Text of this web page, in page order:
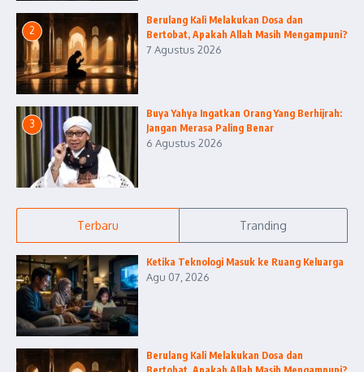
2
Berulang Kali Melakukan Dosa dan
Bertobat, Apakah Allah Masih Mengampuni?
7 Agustus 2026
3
Buya Yahya Ingatkan Orang Yang Berhijrah:
Jangan Merasa Paling Benar
6 Agustus 2026
Terbaru Tranding
Ketika Teknologi Masuk ke Ruang Keluarga
Agu 07, 2026
Berulang Kali Melakukan Dosa dan